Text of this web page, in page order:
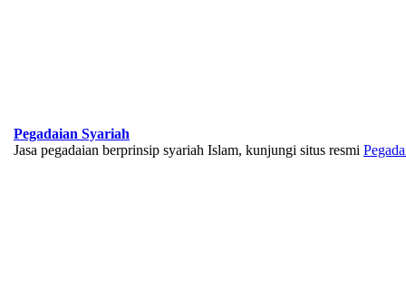
Pegadaian Syariah
Jasa pegadaian berprinsip syariah Islam, kunjungi situs resmi